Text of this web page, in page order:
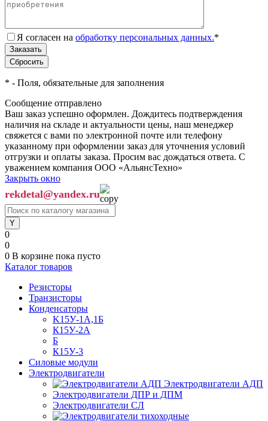
Я согласен на обработку персональных данных.*
* - Поля, обязательные для заполнения
Сообщение отправлено
Ваш заказ успешно оформлен. Дождитесь подтверждения
наличия на складе и актуальности цены, наш менеджер
свяжется с вами по электронной почте или телефону
указанному при оформлении заказ для уточнения условий
отгрузки и оплаты заказа. Просим вас дождаться ответа. С
уважением компания ООО «АльянсТехно»
Закрыть окно
rekdetal@yandex.ru
0
0
0 В корзине пока пусто
Каталог товаров
Резисторы
Транзисторы
Конденсаторы
K15У-1А,1Б
К15У-2А
Б
К15У-3
Силовые модули
Электродвигатели
Электродвигатели АДП
Электродвигатели ДПР и ДПМ
Электродвигатели СЛ